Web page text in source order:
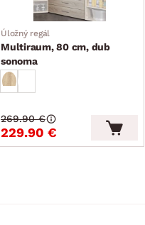
Úložný regál
Multiraum, 80 cm, dub
sonoma
229.90 €
269.90 €